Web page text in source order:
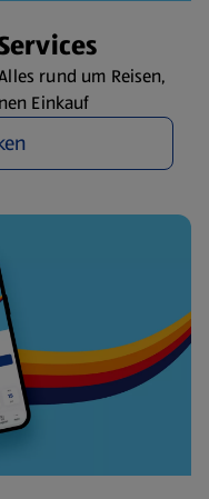
rund um Reisen,
Einkauf